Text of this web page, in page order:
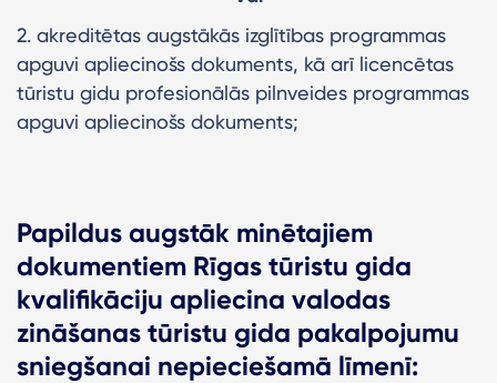
2. akreditētas augstākās izglītības programmas
apguvi apliecinošs dokuments, kā arī licencētas
tūristu gidu profesionālās pilnveides programmas
apguvi apliecinošs dokuments;
Papildus augstāk minētajiem
dokumentiem Rīgas tūristu gida
kvalifikāciju apliecina valodas
zināšanas tūristu gida pakalpojumu
sniegšanai nepieciešamā līmenī: